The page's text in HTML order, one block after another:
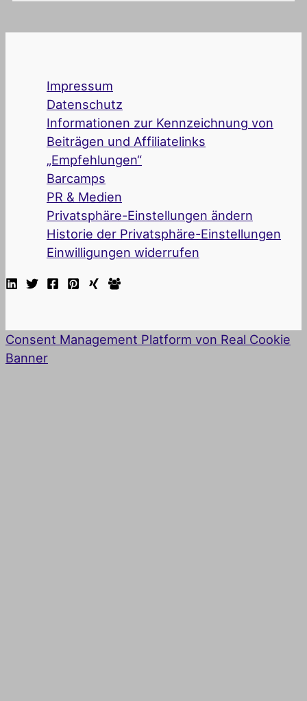
Impressum
Datenschutz
Informationen zur Kennzeichnung von
Beiträgen und Affiliatelinks
„Empfehlungen“
Barcamps
PR & Medien
Privatsphäre-Einstellungen ändern
Historie der Privatsphäre-Einstellungen
Einwilligungen widerrufen
Consent Management Platform von Real Cookie
Banner